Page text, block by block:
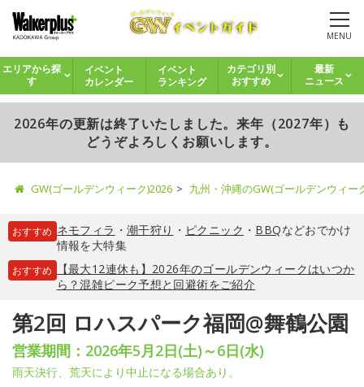
MENU
エリアから探
す
イベント
カレンダー
イベント
ランキング
カテゴリ別
おすすめ
最新
ニュース
2026年の更新は終了いたしました。来年（2027年）も
どうぞよろしくお願いします。
GW(ゴールデンウィーク)2026 九州・沖縄のGW(ゴールデンウィ
おすすめ ネモフィラ ・ 潮干狩り ・ ピクニック ・ BBQなどおでかけ
情報を大特集
おすすめ
【最大12連休も】2026年のゴールデンウィークはいつか
ら？混雑ピーク予想と回避術をご紹介
第2回 ロハスパーク福岡@舞鶴公園
営業期間：2026年5月2日(土)～6日(水)
雨天決行、荒天により中止になる場合あり。